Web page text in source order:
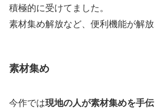
積極的に受けてました。
素材集め解放など、便利機能が解放
素材集め
今作では現地の人が素材集めを手